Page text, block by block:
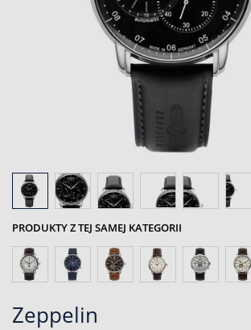
PRODUKTY Z TEJ SAMEJ KATEGORII
Zeppelin